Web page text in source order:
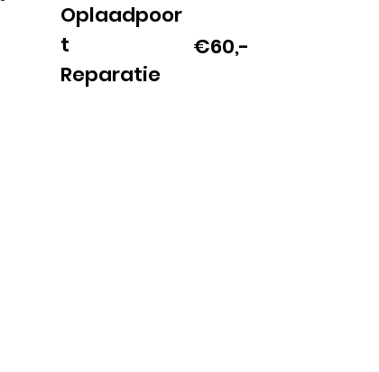
Oplaadpoor
t
Reparatie
€60,-